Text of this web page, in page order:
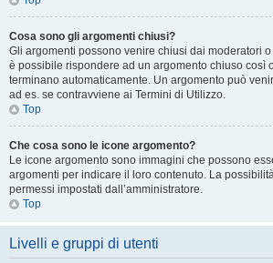
Cosa sono gli argomenti chiusi?
Gli argomenti possono venire chiusi dai moderatori o
è possibile rispondere ad un argomento chiuso così
terminano automaticamente. Un argomento può
ad es. se contravviene ai Termini di Utilizzo.
Top
Che cosa sono le icone argomento?
Le icone argomento sono immagini che possono
argomenti per indicare il loro contenuto. La
permessi impostati dall’amministratore.
Top
Livelli e gruppi di utenti